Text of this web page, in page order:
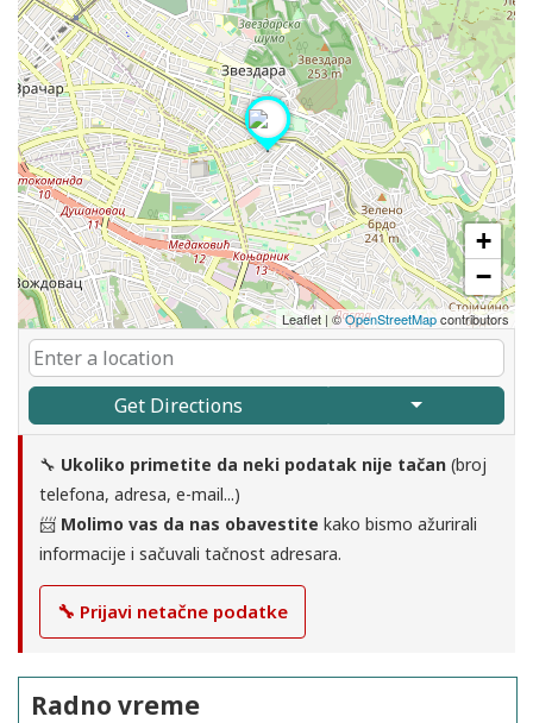
+
−
Leaflet | ©OpenStreetMapcontributors
Get Directions
🔧 Ukoliko primetite da neki podatak nije tačan (broj
telefona, adresa, e-mail...)
📨 Molimo vas da nas obavestite kako bismo ažurirali
informacije i sačuvali tačnost adresara.
🔧 Prijavi netačne podatke
Radno vreme